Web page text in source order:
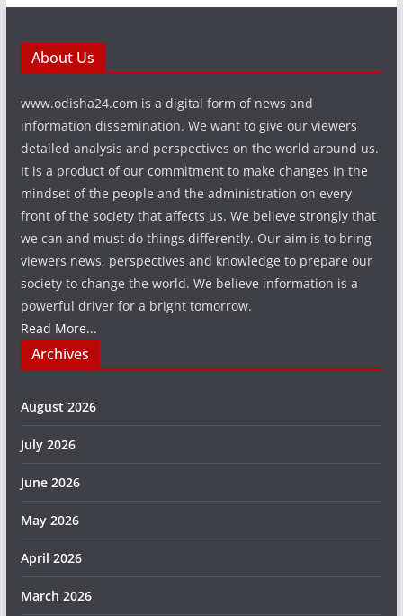
About Us
www.odisha24.com is a digital form of news and
information dissemination. We want to give our viewers
detailed analysis and perspectives on the world around us.
It is a product of our commitment to make changes in the
mindset of the people and the administration on every
front of the society that affects us. We believe strongly that
we can and must do things differently. Our aim is to bring
viewers news, perspectives and knowledge to prepare our
society to change the world. We believe information is a
powerful driver for a bright tomorrow.
Read More...
Archives
August 2026
July 2026
June 2026
May 2026
April 2026
March 2026